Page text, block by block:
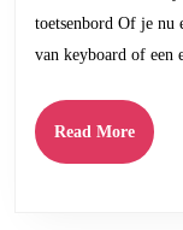
toetsenbord Of je nu
van keyboard of een
Read MoreRead
More